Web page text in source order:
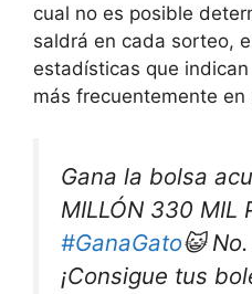
cual no es posible
saldrá en cada sorteo,
estadísticas que
más frecuentemente en
Gana la bolsa
MILLÓN 330 MIL
#GanaGato😺
¡Consigue tus